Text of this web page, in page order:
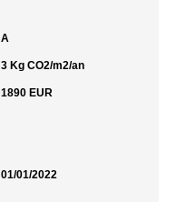
A
3 Kg CO2/m2/an
1890 EUR
01/01/2022